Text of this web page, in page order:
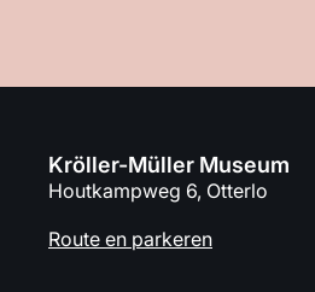
Kröller-Müller Museum
Houtkampweg 6, Otterlo
Route en parkeren